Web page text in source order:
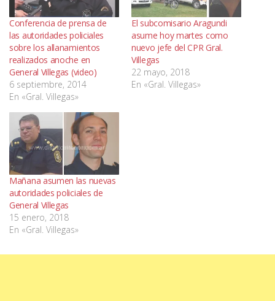
Conferencia de prensa de
las autoridades policiales
sobre los allanamientos
realizados anoche en
General Villegas (video)
6 septiembre, 2014
En «Gral. Villegas»
El subcomisario Aragundi
asume hoy martes como
nuevo jefe del CPR Gral.
Villegas
22 mayo, 2018
En «Gral. Villegas»
Mañana asumen las nuevas
autoridades policiales de
General Villegas
15 enero, 2018
En «Gral. Villegas»